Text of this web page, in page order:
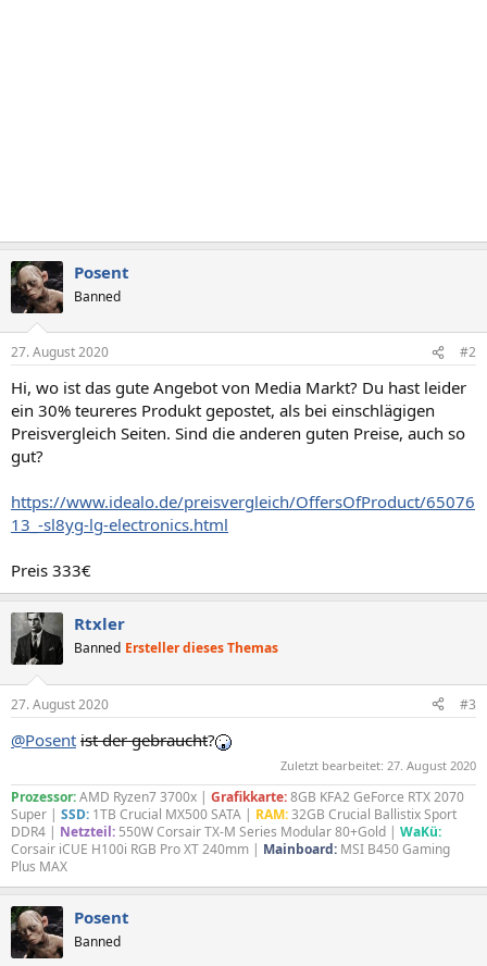
Posent
Banned
27. August 2020 #2
Hi, wo ist das gute Angebot von Media Markt? Du hast leider
ein 30% teureres Produkt gepostet, als bei einschlägigen
Preisvergleich Seiten. Sind die anderen guten Preise, auch so
gut?
https://www.idealo.de/preisvergleich/OffersOfProduct/65076
13_-sl8yg-lg-electronics.html
Preis 333€
Rtxler
Banned Ersteller dieses Themas
27. August 2020 #3
@Posent ist der gebraucht?
Zuletzt bearbeitet: 27. August 2020
Prozessor:AMD Ryzen7 3700x | Grafikkarte:8GB KFA2 GeForce RTX 2070
Super | SSD: 1TB Crucial MX500 SATA | RAM:32GB Crucial Ballistix Sport
DDR4 | Netzteil: 550W Corsair TX-M Series Modular 80+Gold | WaKü:
Corsair iCUE H100i RGB Pro XT 240mm | Mainboard: MSI B450 Gaming
Plus MAX
Posent
Banned